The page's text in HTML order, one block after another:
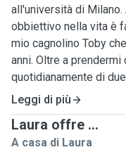
all'università di
obbiettivo nella vita è
mio cagnolino Toby
anni. Oltre a
quotidianamente di
senza riscontare alcun
frequentemente
anche con gatti
completamente di me.
Leggi di più
Laura offre ...
A casa di Laura